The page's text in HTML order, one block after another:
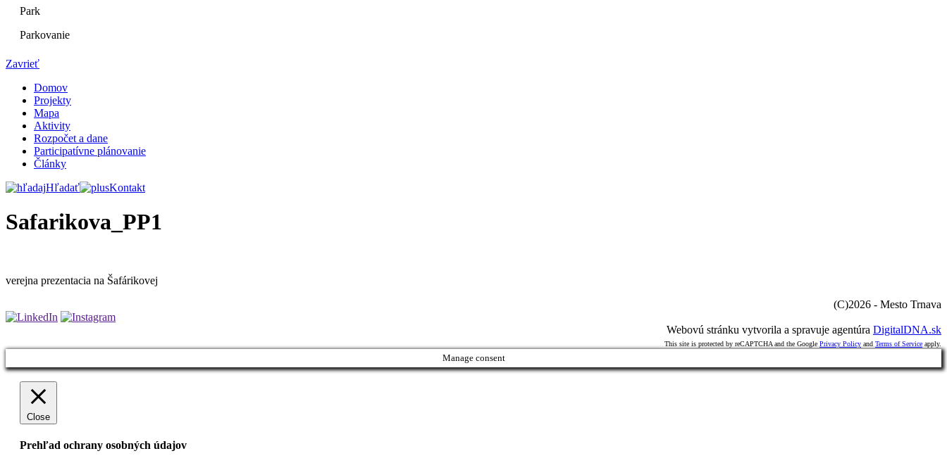
Park
Parkovanie
Zavrieť
Domov
Projekty
Mapa
Aktivity
Rozpočet a dane
Participatívne plánovanie
Články
Hľadať
Kontakt
Safarikova_PP1
verejna prezentacia na Šafárikovej
(C)2026 - Mesto Trnava
Webovú stránku vytvorila a spravuje agentúra DigitalDNA.sk
This site is protected by reCAPTCHA and the Google Privacy Policy and Terms of Service apply.
Manage consent
Close
Prehľad ochrany osobných údajov